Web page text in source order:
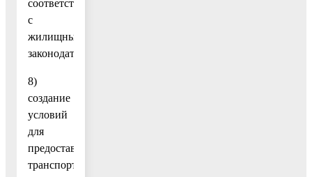
соответствии
с
жилищным
законодательством;
8)
создание
условий
для
предоставления
транспортных